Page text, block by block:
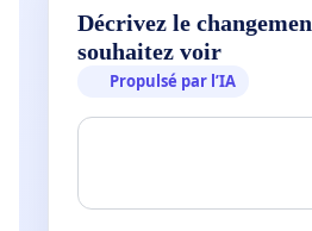
Décrivez le
souhaitez voir
Propulsé par l’IA